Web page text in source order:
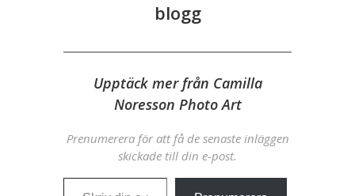
blogg
Upptäck mer från Camilla
Noresson Photo Art
Prenumerera för att få de senaste inläggen
skickade till din e-post.
Skriv din e-post …